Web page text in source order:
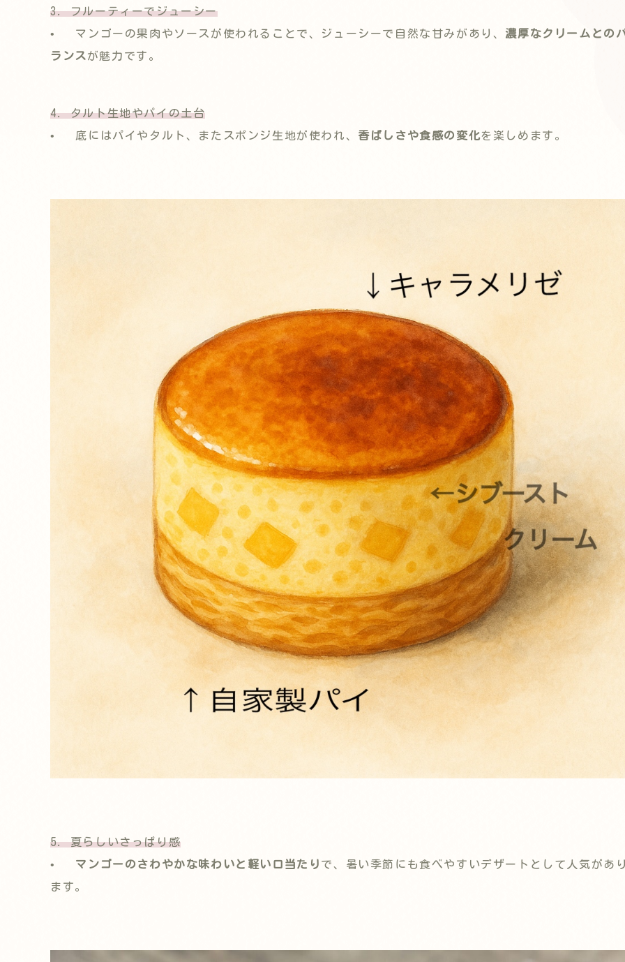
3. フルーティーでジューシー
• マンゴーの果肉やソースが使われることで、ジューシーで自然な甘みがあり、 濃厚なクリームとの
ランス が魅力です。
4. タルト生地やパイの土台
• 底にはパイやタルト、またスポンジ生地が使われ、 香ばしさや食感の変化を楽しめます。
5. 夏らしいさっぱり感
• マンゴーのさわやかな味わいと軽い口当たり で、暑い季節にも食べやすいデザートとして人気があ
ます。